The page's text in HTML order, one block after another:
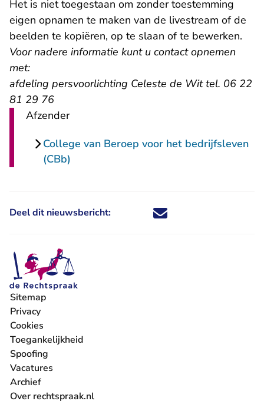
Het is niet toegestaan om zonder toestemming
eigen opnamen te maken van de livestream of de
beelden te kopiëren, op te slaan of te bewerken.
Voor nadere informatie kunt u contact opnemen
met:
afdeling persvoorlichting Celeste de Wit tel. 06 22
81 29 76
Afzender
College van Beroep voor het bedrijfsleven
(CBb)
Deel dit nieuwsbericht: Deel dit nieuwsbericht via X -
Deel dit nieuwsbericht via
Deel dit nieuwsbericht
Deel dit
Sitemap
Privacy
Cookies
Toegankelijkheid
Spoofing
Vacatures
- U verlaat Rechtspraak.nl
Archief
Over rechtspraak.nl